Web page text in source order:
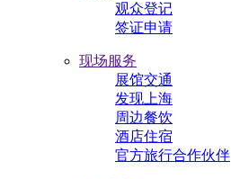
观众登记
签证申请
现场服务
展馆交通
发现上海
周边餐饮
酒店住宿
官方旅行合作伙伴